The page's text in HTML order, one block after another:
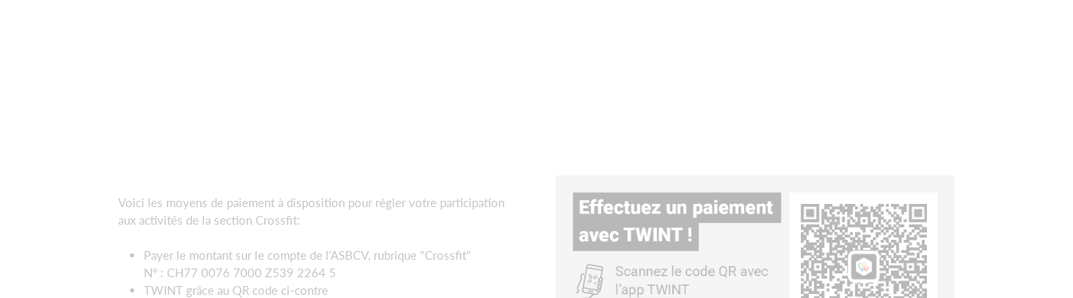
Voici les moyens de paiement à disposition pour régler votre participation
aux activités de la section Crossfit:
Payer le montant sur le compte de l'ASBCV, rubrique "Crossfit"
N° : CH77 0076 7000 Z539 2264 5
TWINT grâce au QR code ci-contre